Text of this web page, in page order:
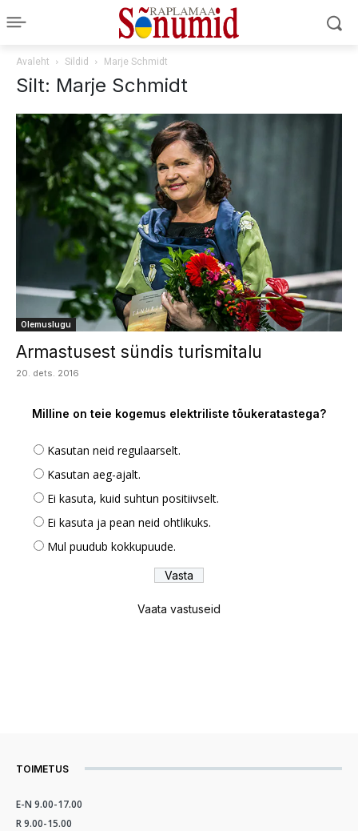
Avaleht Sildid Marje Schmidt
Silt: Marje Schmidt
Olemuslugu
Armastusest sündis turismitalu
20. dets. 2016
Milline on teie kogemus elektriliste tõukeratastega?
Kasutan neid regulaarselt.
Kasutan aeg-ajalt.
Ei kasuta, kuid suhtun positiivselt.
Ei kasuta ja pean neid ohtlikuks.
Mul puudub kokkupuude.
Vaata vastuseid
TOIMETUS
E-N 9.00-17.00
R 9.00-15.00